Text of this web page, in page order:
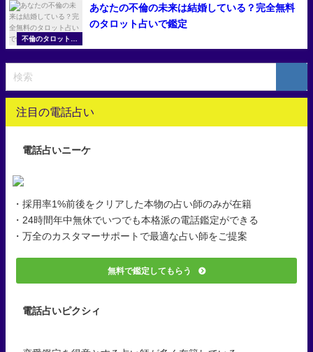
不倫のタロット占
い
あなたの不倫の未来は結婚している？完全無料
のタロット占いで鑑定
注目の電話占い
電話占いニーケ
・採用率1%前後をクリアした本物の占い師のみが在籍
・24時間年中無休でいつでも本格派の電話鑑定ができる
・万全のカスタマーサポートで最適な占い師をご提案
無料で鑑定してもらう
電話占いピクシィ